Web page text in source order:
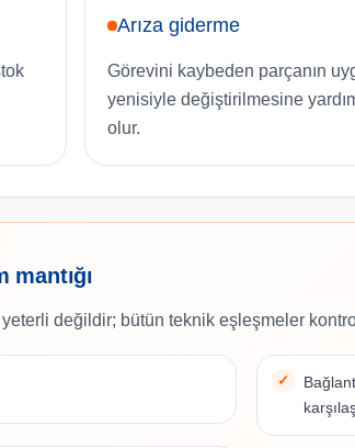
Arıza giderme
Görevini kaybeden parçanın
yenisiyle değiştirilmesine
olur.
mantığı
değildir; bütün teknik eşleşmeler